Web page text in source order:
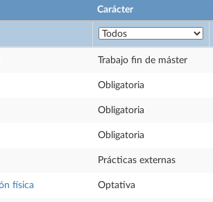
Carácter
Trabajo fin de máster
Obligatoria
Obligatoria
Obligatoria
Prácticas externas
física Optativa